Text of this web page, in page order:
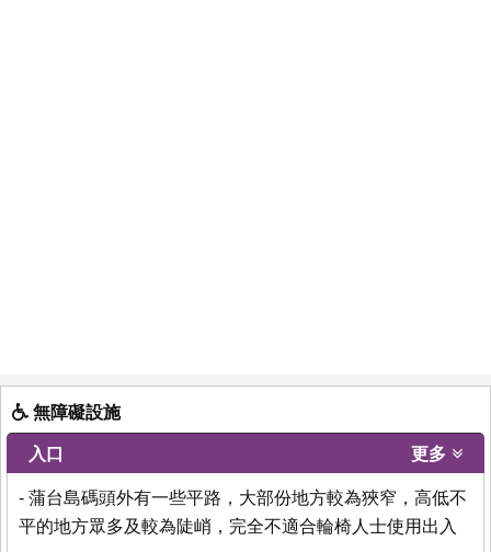
無障礙設施
入口 更多
- 蒲台島碼頭外有一些平路，大部份地方較為狹窄，高低不
平的地方眾多及較為陡峭，完全不適合輪椅人士使用出入